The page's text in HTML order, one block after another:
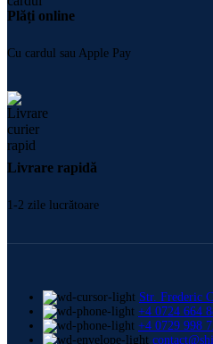
Plăți online
Cu cardul sau Apple Pay
Livrare rapidă
1-2 zile lucrătoare
Str. Frederic
+4 0724 664
+4 0729 998